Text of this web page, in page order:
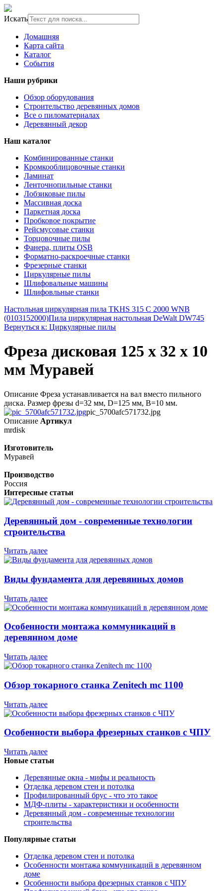
Искать
Домашняя
Карта сайта
Каталог
События
Наши рубрики
Обзор оборудования
Строительство деревянных домов
Все о пиломатериалах
Деревянный декор
Наш каталог
Комбинированные станки
Кромкооблицовочные станки
Ламинат
Ленточнопильные станки
Лобзиковые пилы
Массивная доска
Паркетная доска
Пробковое покрытие
Рейсмусовые станки
Торцовочные пилы
Фанера, плиты OSB
Форматно-раскроечные станки
Фрезерные станки
Циркулярные пилы
Шлифовальные машины
Шлифовльные станки
Настольная циркулярная пила TKHS 315 C 2000 WNB
(0103152000)Пила циркулярная настольная DeWalt DW745
Вернуться к: Циркулярные пилы
Фреза дисковая 125 x 32 x 10
мм Муравей
Описание Фреза устанавливается на вал вместо пильного
диска. Размер фрезы d=32 мм, D=125 мм, B=10 мм.
pic_5700afc571732.jpg
Описание Артикул
mrdisk
Изготовитель
Муравей
Производство
Россия
Интересные статьи
Деревянный дом - современные технологии
строительства
Читать далее
Виды фундамента для деревянных домов
Читать далее
Особенности монтажа коммуникаций в
деревянном доме
Читать далее
Обзор токарного станка Zenitech mc 1100
Читать далее
Особенности выбора фрезерных станков с ЧПУ
Читать далее
Новые статьи
Деревянные окна - мифы и реальность
Отделка деревом стен и потолка
Профилированный брус - что это такое
МДФ-плиты - характеристики и особенности
Деревянный дом - современные технологии
строительства
Популярные статьи
Отделка деревом стен и потолка
Особенности монтажа коммуникаций в деревянном
доме
Особенности выбора фрезерных станков с ЧПУ